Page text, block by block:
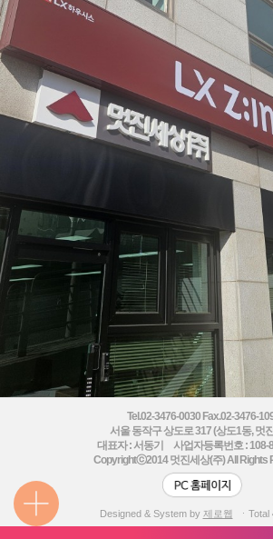
Tel.02-3476-0030 Fax.02-3476-
서울 동작구 상도로 317 (상도1동, 멋
대표자 : 서동기 사업자등록번호 : 108-
Copyrightⓒ2014멋진세상(주) All Rights
Designed & System by 제로웹 ㆍTotal